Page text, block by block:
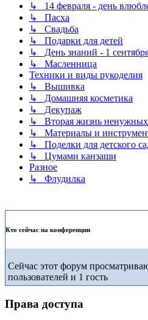
↳ 14 февраля - день
↳ Пасха
↳ Свадьба
↳ Подарки для детей
↳ День знаний - 1
↳ Масленница
Техники и виды рукоделия
↳ Вышивка
↳ Домашняя косметика
↳ Декупаж
↳ Вторая жизнь
↳ Материалы и
↳ Поделки для детского
↳ Цумами канзаши
Разное
↳ Флудилка
Кто сейчас на конференции
Сейчас этот форум
пользователей и 1 гость
Права доступа